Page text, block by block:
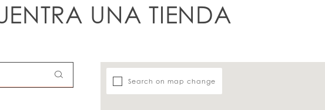
UNA TIENDA
Search on map change